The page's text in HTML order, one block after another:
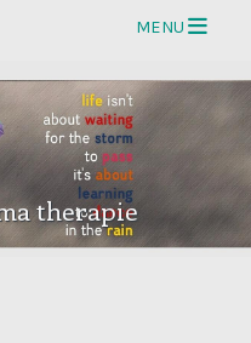
MENU
therapie